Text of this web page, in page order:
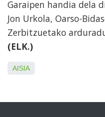
Garaipen handia dela
Jon Urkola, Oarso-
Zerbitzuetako
(ELK.)
AISIA